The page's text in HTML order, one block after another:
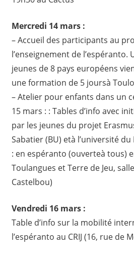
Mercredi 14 mars :
– Accueil des participants au
l’enseignement de l’espéranto.
jeunes de 8 pays européens
une formation de 5 joursà
– Atelier pour enfants dans un
15 mars : : Tables d’info avec
par les jeunes du projet
Sabatier (BU) età l’université
: en espéranto (ouverteà tous)
Toulangues et Terre de Jeu,
Castelbou)
Vendredi 16 mars :
Table d’info sur la mobilité
l’espéranto au CRIJ (16, rue de